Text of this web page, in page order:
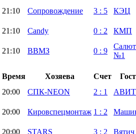
21:10 Сопровождение 3 : 5
КЭЦ
21:10 Candy 0 : 2
КМП
21:10 ВВМЗ 0 : 9
Салют
№1
Время Хозяева Счет
20:00 СПК-NEON 2 : 1
20:00 Кировспецмонтаж 1 : 2
20:00 STARS 3 : 2
Вятич